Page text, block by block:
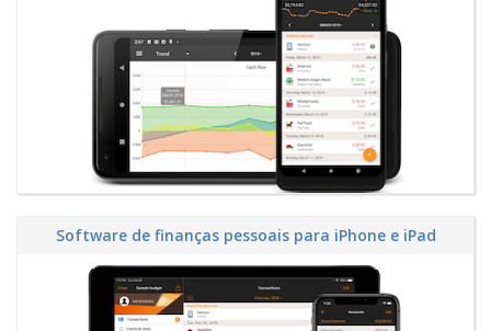
Software de finanças pessoais para iPhone e iPad